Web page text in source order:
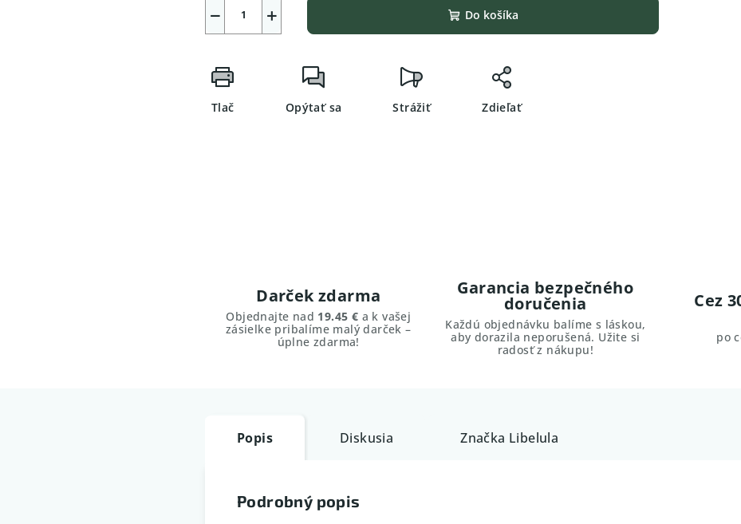
+
− Do košíka
Tlač Opýtať sa Strážiť Zdieľať
Darček zdarma
Objednajte nad 19.45 € a k vašej
zásielke pribalíme malý darček –
úplne zdarma!
Garancia bezpečného
doručenia
Každú objednávku balíme s láskou,
aby dorazila neporušená. Užite si
radosť z nákupu!
Cez
po
Popis Diskusia Značka Libelula
Podrobný popis